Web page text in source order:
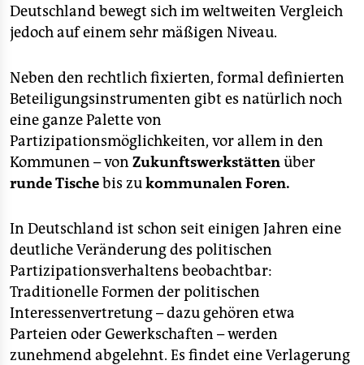
Deutschland bewegt sich im weltweiten Vergleich
jedoch auf einem sehr mäßigen Niveau.
Neben den rechtlich fixierten, formal definierten
Beteiligungsinstrumenten gibt es natürlich noch
eine ganze Palette von
Partizipationsmöglichkeiten, vor allem in den
Kommunen – von Zukunftswerkstättenüber
runde Tischebis zukommunalen Foren.
In Deutschland ist schon seit einigen Jahren eine
deutliche Veränderung des politischen
Partizipationsverhaltens beobachtbar:
Traditionelle Formen der politischen
Interessenvertretung – dazu gehören etwa
Parteien oder Gewerkschaften – werden
zunehmend abgelehnt. Es findet eine Verlagerung